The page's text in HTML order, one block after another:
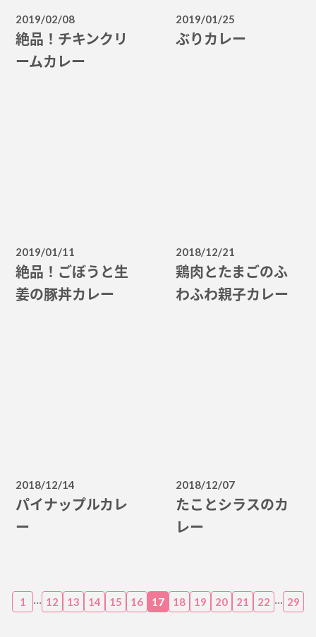
2019/02/08
絶品！チキンクリ
ームカレー
2019/01/25
ぶりカレー
2019/01/11
絶品！ごぼうと生
姜の豚丼カレー
2018/12/21
鶏肉とたまごのふ
わふわ親子カレー
2018/12/14
パイナップルカレ
ー
2018/12/07
たことシラスのカ
レー
1 ... 12 13 14 15 16 17 18 19 20 21 22 ... 29